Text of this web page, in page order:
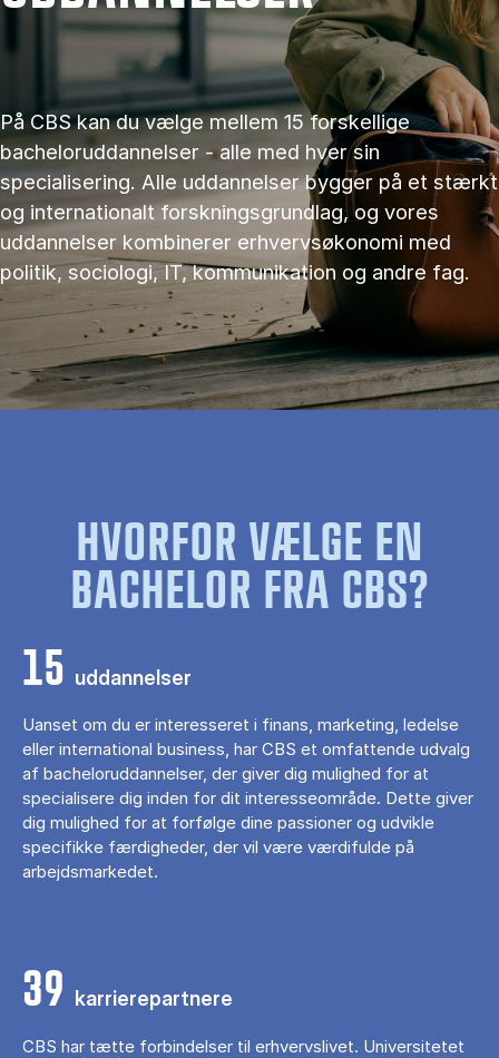
På CBS kan du vælge mellem 15 forskellige
bacheloruddannelser - alle med hver sin
specialisering. Alle uddannelser bygger på et stærkt
og internationalt forskningsgrundlag, og vores
uddannelser kombinerer erhvervsøkonomi med
politik, sociologi, IT, kommunikation og andre fag.
HVORFOR VÆLGE EN
BACHELOR FRA CBS?
15 uddannelser
Uanset om du er interesseret i finans, marketing, ledelse
eller international business, har CBS et omfattende udvalg
af bacheloruddannelser, der giver dig mulighed for at
specialisere dig inden for dit interesseområde. Dette giver
dig mulighed for at forfølge dine passioner og udvikle
specifikke færdigheder, der vil være værdifulde på
arbejdsmarkedet.
39 karrierepartnere
CBS har tætte forbindelser til erhvervslivet. Universitetet